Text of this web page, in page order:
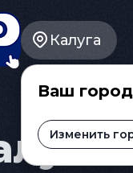
Калуга
Ваш
Изменить